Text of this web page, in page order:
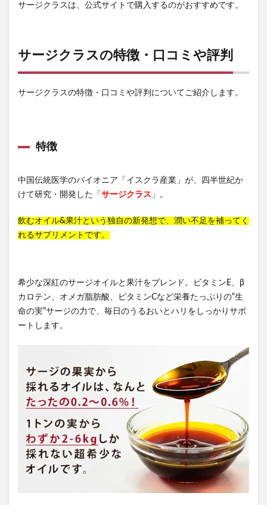
サージクラスは、公式サイトで購入するのがおすすめです。
サージクラスの特徴・口コミや評判
サージクラスの特徴・口コミや評判についてご紹介します。
特徴
中国伝統医学のパイオニア「イスクラ産業」が、四半世紀か
けて研究・開発した「 サージクラス 」。
飲むオイル&果汁という独自の新発想で、潤い不足を補ってく
れるサプリメントです。
希少な深紅のサージオイルと果汁をブレンド。ビタミンE、β
カロテン、オメガ脂肪酸、ビタミンCなど栄養たっぷりの“生
命の実”サージの力で、毎日のうるおいとハリをしっかりサポ
ートします。